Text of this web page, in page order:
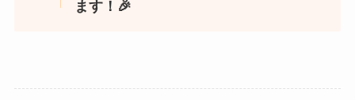
ます！🎉